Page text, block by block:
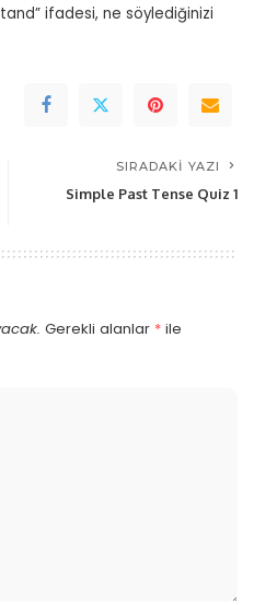
ifadesi, ne söylediğinizi
SIRADAKI YAZI
Simple Past Tense Quiz 1
Gerekli alanlar * ile